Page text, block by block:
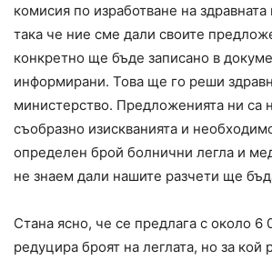
комисия по изработване на здравната
така че ние сме дали своите
конкретно ще бъде записано в
информирани. Това ще го реши
министерство. Предложенията ни са
съобразно изискванията и
определен брой болнични легла и
не знаем дали нашите разчети ще
Стана ясно, че се предлага с около 6
редуцира броят на леглата, но за кой